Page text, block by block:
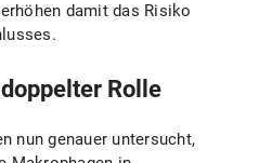
damit das Risiko
Rolle
nun genauer untersucht,